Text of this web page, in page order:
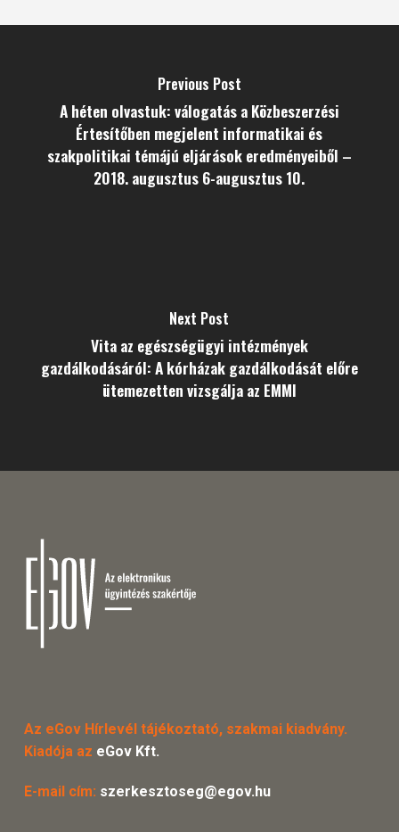
Previous Post
A héten olvastuk: válogatás a Közbeszerzési
Értesítőben megjelent informatikai és
szakpolitikai témájú eljárások eredményeiből –
2018. augusztus 6-augusztus 10.
Next Post
Vita az egészségügyi intézmények
gazdálkodásáról: A kórházak gazdálkodását előre
ütemezetten vizsgálja az EMMI
Az eGov Hírlevél tájékoztató, szakmai kiadvány.
Kiadója az eGov Kft.
E-mail cím: szerkesztoseg@egov.hu